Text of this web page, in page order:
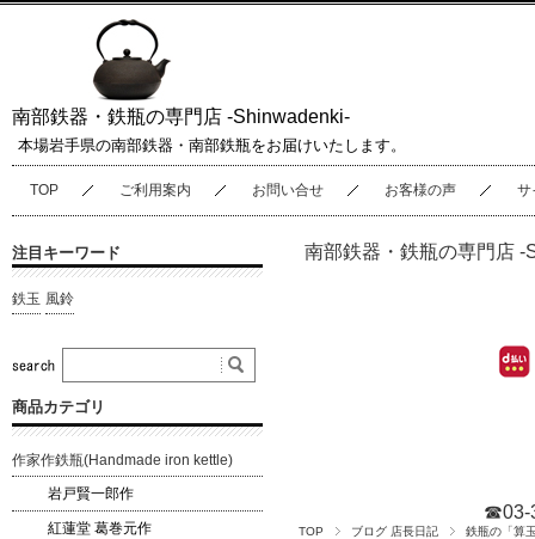
南部鉄器・鉄瓶の専門店 -Shinwadenki-
本場岩手県の南部鉄器・南部鉄瓶をお届けいたします。
TOP ご利用案内 お問い合せ お客様の声 サ
南部鉄器・鉄瓶の専門店 -
☎03-
TOP ブログ 店長日記 鉄瓶の「算
注目キーワード
鉄玉 風鈴
商品カテゴリ
作家作鉄瓶(Handmade iron kettle)
岩戸賢一郎作
紅蓮堂 葛巻元作